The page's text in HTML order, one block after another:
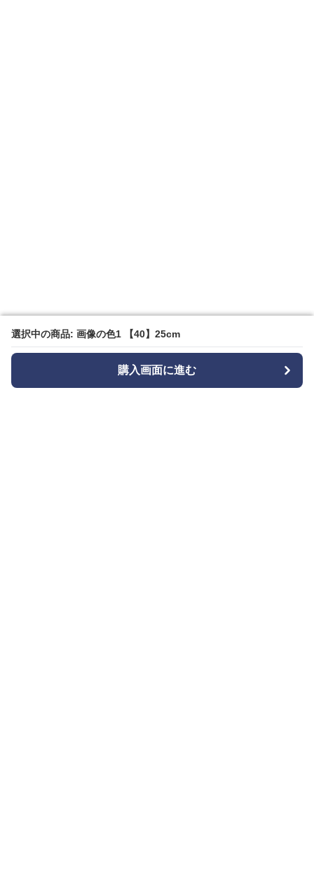
選択中の商品: 画像の色1 【40】25cm
購入画面に進む
選択中の商品: 画像の色1 【40】25cm
購入画面に進む